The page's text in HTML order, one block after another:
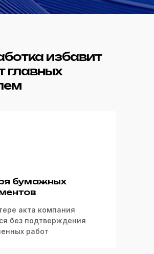
избавит
главных
акта компания
без подтверждения
работ
бумажных